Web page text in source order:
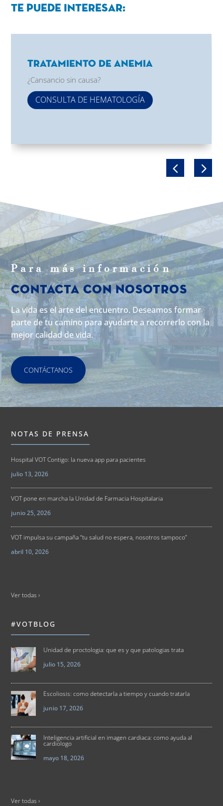
Te puede interesar:
Tratamiento de Anemia
¿Cansancio sin causa?
CONSULTA DE HEMATOLOGÍA
Para más información
Contacta con Nosotros
La vida es el arte del encuentro. Deseamos formar
parte de tu camino para ayudarte a recorrerlo con la
mejor calidad de vida.
CONTÁCTANOS
NOTAS DE PRENSA
Hospital VOT Contigo: la nueva app para pacientes
julio 13, 2026
VOT pone en marcha la Unidad de Farmacia Hospitalaria
junio 25, 2026
VOT impulsa su campaña “tu salud no espera, nosotros tampoco”
abril 10, 2026
Ver todas ›
#VOTBLOG
Unidad de proctologia: que es y que patologias trata
julio 15, 2026
Escoliosis: como detectarla a tiempo y cuando tratarla
junio 17, 2026
Inteligencia artificial en imagen cardiaca: como ayuda al
cardiologo
mayo 18, 2026
Ver todas ›